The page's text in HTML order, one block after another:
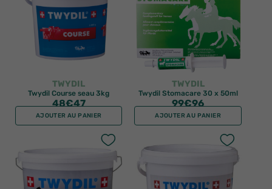
TWYDIL
Twydil Course seau 3kg
48€47
AJOUTER AU PANIER
TWYDIL
Twydil Stomacare 30 x 50ml
99€96
AJOUTER AU PANIER